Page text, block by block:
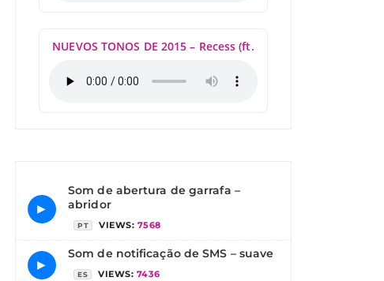
NUEVOS TONOS DE 2015 – Recess (ft.
▶
Som de abertura de garrafa –
abridor
PT VIEWS: 7568
▶
Som de notificação de SMS – suave
ES VIEWS: 7436